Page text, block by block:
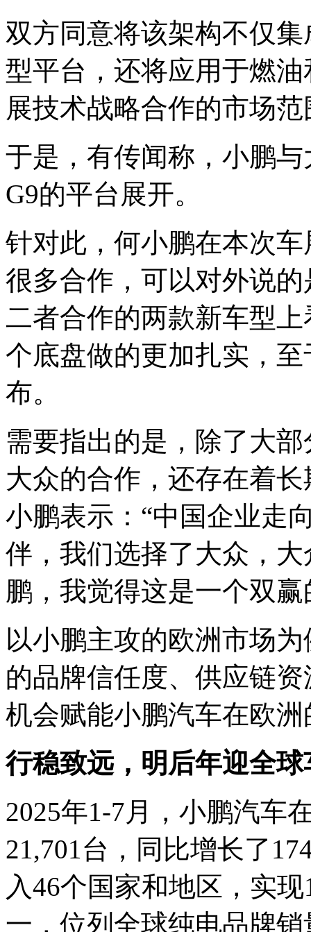
双方同意将该架构不仅
型平台，还将应用于燃
展技术战略合作的市场范
于是，有传闻称，小鹏
G9的平台展开。
针对此，何小鹏在本次
很多合作，可以对外说
二者合作的两款新车型
个底盘做的更加扎实，
布。
需要指出的是，除了大
大众的合作，还存在着
小鹏表示：“中国企业走
伴，我们选择了大众，
鹏，我觉得这是一个双赢
以小鹏主攻的欧洲市场
的品牌信任度、供应链
机会赋能小鹏汽车在欧
行稳致远，明后年迎全球
2025年1-7月，小鹏汽车
21,701台，同比增长了
入46个国家和地区，实
一，位列全球纯电品牌